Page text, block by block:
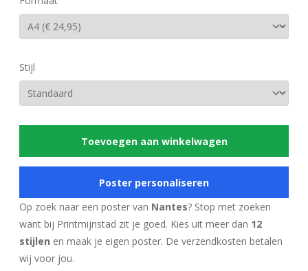
Stijl
Toevoegen aan winkelwagen
Poster personaliseren
Op zoek naar een poster van Nantes? Stop met zoeken
want bij Printmijnstad zit je goed. Kies uit meer dan 12
stijlen en maak je eigen poster. De verzendkosten betalen
wij voor jou.